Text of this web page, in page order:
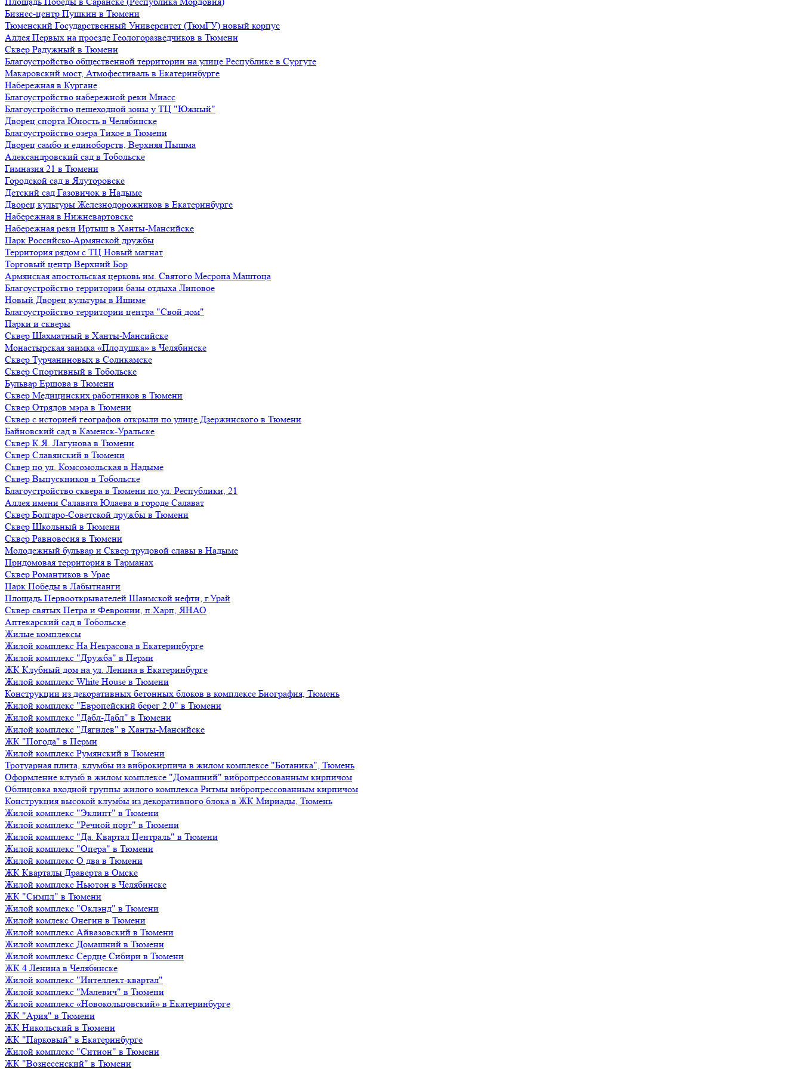
Бизнес-центр Пушкин в Тюмени
Тюменский Государственный Университет (ТюмГУ) новый корпус
Аллея Первых на проезде Геологоразведчиков в Тюмени
Сквер Радужный в Тюмени
Благоустройство общественной территории на улице Республике в Сургуте
Макаровский мост, Атмофестиваль в Екатеринбурге
Набережная в Кургане
Благоустройство набережной реки Миасс
Благоустройство пешеходной зоны у ТЦ "Южный"
Дворец спорта Юность в Челябинске
Благоустройство озера Тихое в Тюмени
Дворец самбо и единоборств, Верхняя Пышма
Александровский сад в Тобольске
Гимназия 21 в Тюмени
Городской сад в Ялуторовске
Детский сад Газовичок в Надыме
Дворец культуры Железнодорожников в Екатеринбурге
Набережная в Нижневартовске
Набережная реки Иртыш в Ханты-Мансийске
Парк Российско-Армянской дружбы
Территория рядом с ТЦ Новый магнат
Торговый центр Верхний Бор
Армянская апостольская церковь им. Святого Месропа Маштоца
Благоустройство территории базы отдыха Липовое
Нoвый Двoрeц культуры в Ишимe
Благоустройство территории центра "Свой дом"
Парки и скверы
Сквер Шахматный в Ханты-Мансийске
Монастырская заимка «Плодушка» в Челябинске
Сквер Турчаниновых в Соликамске
Сквер Спортивный в Тобольске
Бульвар Ершова в Тюмени
Сквер Медицинских работников в Тюмени
Сквер Отрядов мэра в Тюмени
Сквер с историей географов открыли по улице Дзержинского в Тюмени
Байновский сад в Каменск-Уральске
Сквер К.Я. Лагунова в Тюмени
Сквер Славянский в Тюмени
Сквер по ул. Комсомольская в Надыме
Сквер Выпускников в Тобольске
Благоустройство сквера в Тюмени по ул. Республики, 21
Аллея имени Салавата Юлаева в городе Салават
Сквер Болгаро-Советской дружбы в Тюмени
Сквер Школьный в Тюмени
Сквер Равновесия в Тюмени
Молодежный бульвар и Сквер трудовой славы в Надыме
Придомовая территория в Тарманах
Сквер Романтиков в Урае
Парк Победы в Лабытнанги
Площадь Первооткрывателей Шаимской нефти, г.Урай
Сквер святых Петра и Февронии, п.Харп, ЯНАО
Аптекарский сад в Тобольске
Жилые комплексы
Жилой комплекс На Некрасова в Екатеринбурге
Жилой комплекс "Дружба" в Перми
ЖК Клубный дом на ул. Ленина в Екатеринбурге
Жилой комплекс White House в Тюмени
Конструкции из декоративных бетонных блоков в комплексе Биография, Тюмень
Жилой комплекс "Европейский берег 2.0" в Тюмени
Жилой комплекс "Дабл-Дабл" в Тюмени
Жилой комплекс "Дягилев" в Ханты-Мансийске
ЖК "Погода" в Перми
Жилой комплекс Румянский в Тюмени
Тротуарная плита, клумбы из виброкирпича в жилом комплексе "Ботаника", Тюмень
Оформление клумб в жилом комплексе "Домашний" вибропрессованным кирпичом
Облицовка входной группы жилого комплекса Ритмы вибропрессованным кирпичом
Конструкция высокой клумбы из декоративного блока в ЖК Мириады, Тюмень
Жилой комплекс "Эклипт" в Тюмени
Жилой комплекс "Речной порт" в Тюмени
Жилой комплекс "Да. Квартал Централь" в Тюмени
Жилой комплекс "Опера" в Тюмени
Жилой комплекс О два в Тюмени
ЖК Кварталы Драверта в Омске
Жилой комплекс Ньютон в Челябинске
ЖК "Симпл" в Тюмени
Жилой комплекс "Оклэнд" в Тюмени
Жилой комлекс Онегин в Тюмени
Жилой комплекс Айвазовский в Тюмени
Жилой комплекс Домашний в Тюмени
Жилой комплекс Сердце Сибири в Тюмени
ЖК 4 Ленина в Челябинске
Жилой комплекс "Интеллект-квартал"
Жилой комплекс "Малевич" в Тюмени
Жилой комплекс «Новокольцовский» в Екатеринбурге
ЖК "Ария" в Тюмени
ЖК Никольский в Тюмени
ЖК "Парковый" в Екатеринбурге
Жилой комплекс "Ситион" в Тюмени
ЖК "Вознесенский" в Тюмени